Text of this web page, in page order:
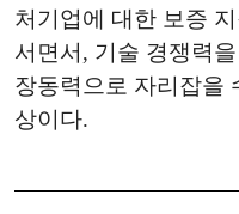
처기업에 대한 보증
서면서, 기술 경쟁력
장동력으로 자리잡을
상이다.